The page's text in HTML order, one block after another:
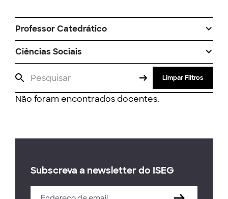
Professor Catedrático
Ciências Sociais
Limpar Filtros
Não foram encontrados docentes.
Subscreva a newsletter do ISEG